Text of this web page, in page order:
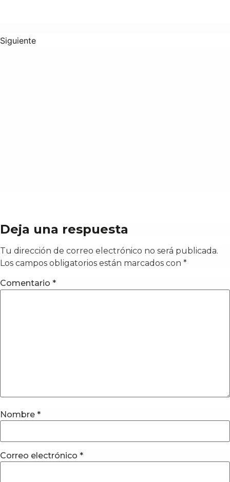
Siguiente
Deja una respuesta
Tu dirección de correo electrónico no será publicada.
Los campos obligatorios están marcados con *
Comentario *
Nombre *
Correo electrónico *